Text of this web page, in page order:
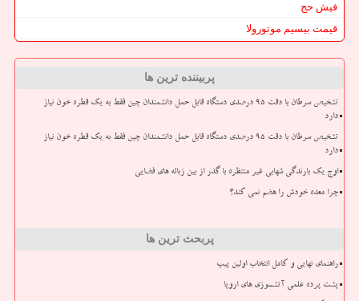
فیش حج
قیمت بیسیم موتورولا
پربیننده ترین ها
تشخیص سرطان با دقت ۹۵ درصدی دستگاه قابل حمل دانشمندان چین فقط به یک قطره خون نیاز
دارد
تشخیص سرطان با دقت ۹۵ درصدی دستگاه قابل حمل دانشمندان چین فقط به یک قطره خون نیاز
دارد
اوج یک بارندگی شهابی غیر منتظره با گذر از بین زباله های فضایی
چرا معده خودش را هضم نمی کند؟
پربحث ترین ها
راهنمای نهایی و کامل انتخاب اولین پیپ
پشت پرده علمی آتشسوزی های اروپا